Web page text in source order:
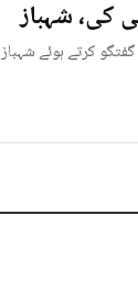
کی، شہباز
کرتے ہوئے شہباز